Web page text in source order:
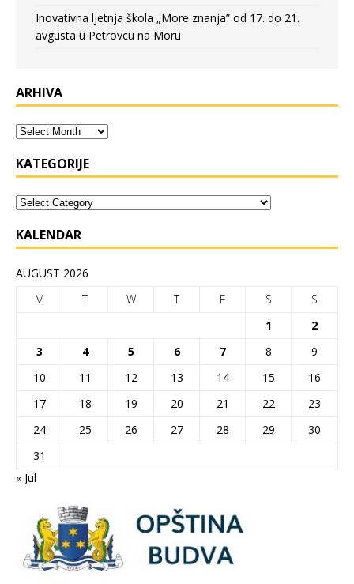
Inovativna ljetnja škola „More znanja” od 17. do 21.
avgusta u Petrovcu na Moru
ARHIVA
KATEGORIJE
KALENDAR
AUGUST 2026
M
T W T F S
S
1
2
3
4 5 6 7 8
9
10
11 12 13 14 15
16
17
18 19 20 21 22
23
24
25 26 27 28 29
30
31
« Jul